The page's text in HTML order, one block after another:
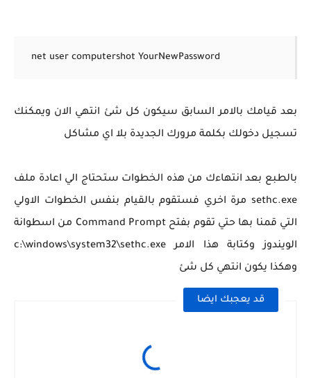
net user computershot YourNewPassword
بعد قيامك بالامر السابق سيكون كل شئ انتهي الان ويمكنك
تسجيل دخولك بكلمة مرورك الجديدة بلا اي مشاكل
بالطبع بعد انتهاءك من هذه الخطوات ستحتاج الي اعادة ملف
sethc.exe مرة اخري فستقوم بالقيام بنفس الخطوات الاولي
التي قمنا بها حتي تقوم بفتح Command Prompt من اسطوانة
الويندوز وكتابة هذا الامر c:\windows\system32\sethc.exe
وهكذا يكون انتهي كل شئ
قد يعجبك ايضا